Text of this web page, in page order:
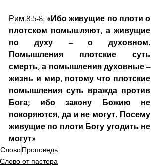
Рим.8:5-8: «Ибо живущие по плоти о
плотском помышляют, а живущие
по духу – о духовном.
Помышления плотские суть
смерть, а помышления духовные –
жизнь и мир, потому что плотские
помышления суть вражда против
Бога; ибо закону Божию не
покоряются, да и не могут. Посему
живущие по плоти Богу угодить не
могут»
СловоПроповедь
Слово от пастора